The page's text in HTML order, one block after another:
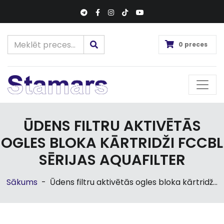
0 preces
ŪDENS FILTRU AKTIVĒTĀS
OGLES BLOKA KĀRTRIDŽI FCCBL
SĒRIJAS AQUAFILTER
Sākums - Ūdens filtru aktivētās ogles bloka kārtridž...